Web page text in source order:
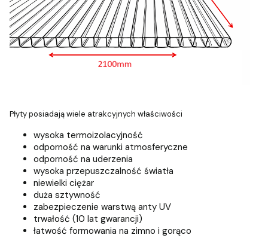
Płyty posiadają wiele atrakcyjnych właściwości
wysoka termoizolacyjność
odporność na warunki atmosferyczne
odporność na uderzenia
wysoka przepuszczalność światła
niewielki ciężar
duża sztywność
zabezpieczenie warstwą anty UV
trwałość (10 lat gwarancji)
łatwość formowania na zimno i gorąco